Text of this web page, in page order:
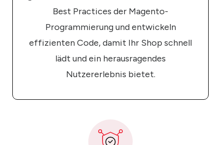
Best Practices der Magento-
Programmierung und entwickeln
effizienten Code, damit Ihr Shop schnell
lädt und ein herausragendes
Nutzererlebnis bietet.